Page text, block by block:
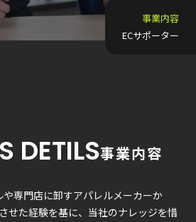
事業内容
ECサポーター
DETILS事業内容
専門店に卸すアパレルメーカーか
せた経験を基に、当社のナレッジを惜